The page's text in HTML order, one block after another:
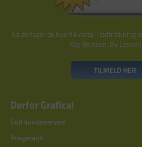
Så deltager du hvert kvartal i lodtrækning
Kay Bojesen, By
TILMELD HER
Derfor Grafical
God kundeservice
Prisgaranti